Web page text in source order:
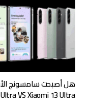
Ultra VS Xiaomi 13 Ultra